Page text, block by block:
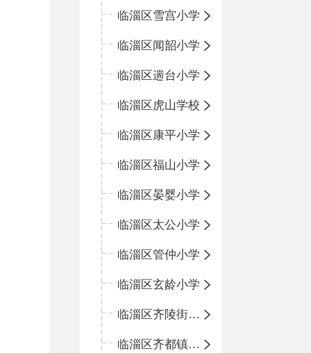
临淄区雪宫小学
临淄区闻韶小学
临淄区遄台小学
临淄区虎山学校
临淄区康平小学
临淄区福山小学
临淄区晏婴小学
临淄区太公小学
临淄区管仲小学
临淄区玄龄小学
临淄区齐陵街道中心学校
临淄区齐都镇中心学校